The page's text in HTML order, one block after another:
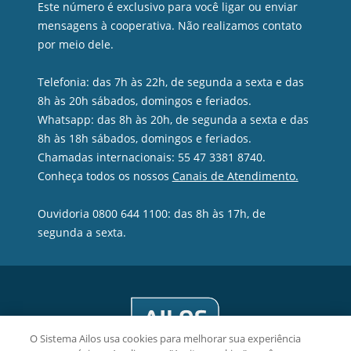
Este número é exclusivo para você ligar ou enviar
mensagens à cooperativa. Não realizamos contato
por meio dele.
Telefonia: das 7h às 22h, de segunda a sexta e das
8h às 20h sábados, domingos e feriados.
Whatsapp: das 8h às 20h, de segunda a sexta e das
8h às 18h sábados, domingos e feriados.
Chamadas internacionais: 55 47 3381 8740.
Conheça todos os nossos Canais de Atendimento.
Ouvidoria 0800 644 1100: das 8h às 17h, de
segunda a sexta.
O Sistema Ailos usa cookies para melhorar sua experiência